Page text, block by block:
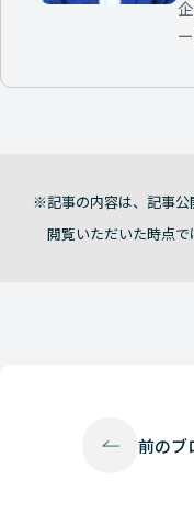
記事の内容は、記事公
閲覧いただいた時点で
前のブ